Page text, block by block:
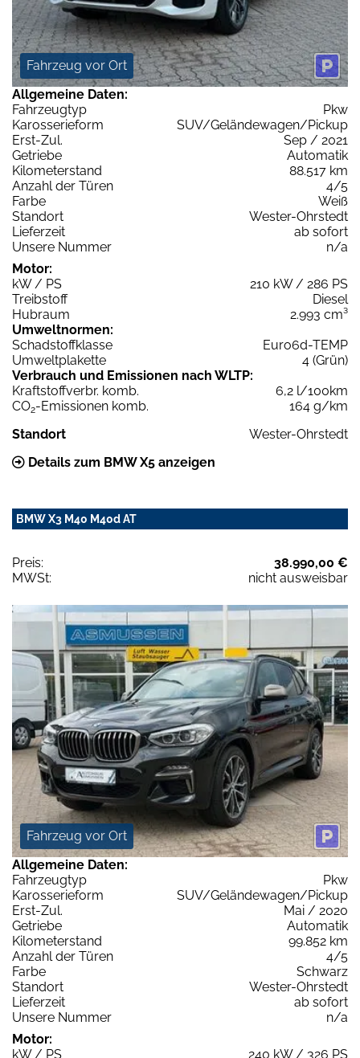
Fahrzeug vor Ort
Allgemeine Daten:
Fahrzeugtyp
Pkw
Karosserieform
SUV/Geländewagen/Pickup
Erst-Zul.
Sep / 2021
Getriebe
Automatik
Kilometerstand
88.517 km
Anzahl der Türen
4/5
Farbe
Weiß
Standort
Wester-Ohrstedt
Lieferzeit
ab sofort
Unsere Nummer
n/a
Motor:
kW / PS
210 kW / 286 PS
Treibstoff
Diesel
Hubraum
2.993 cm³
Umweltnormen:
Schadstoffklasse
Euro6d-TEMP
Umweltplakette
4 (Grün)
Verbrauch und Emissionen nach WLTP:
Kraftstoffverbr. komb.
6,2 l/100km
CO2-Emissionen komb.
164 g/km
Standort
Wester-Ohrstedt
Details zum BMW X5 anzeigen
BMW X3 M40 M40d AT
Preis:
38.990,00 €
MWSt:
nicht ausweisbar
Fahrzeug vor Ort
Allgemeine Daten:
Fahrzeugtyp
Pkw
Karosserieform
SUV/Geländewagen/Pickup
Erst-Zul.
Mai / 2020
Getriebe
Automatik
Kilometerstand
99.852 km
Anzahl der Türen
4/5
Farbe
Schwarz
Standort
Wester-Ohrstedt
Lieferzeit
ab sofort
Unsere Nummer
n/a
Motor:
kW / PS
240 kW / 326 PS